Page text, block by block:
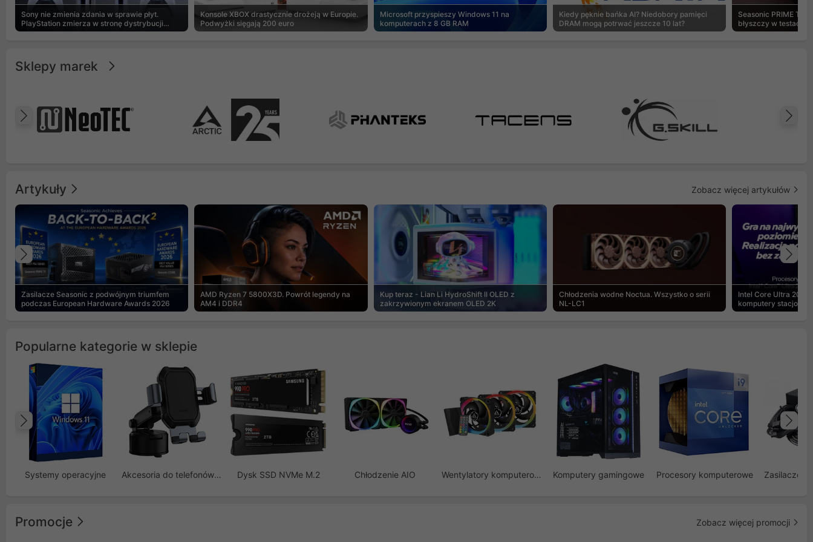
Sony nie zmienia zdania w sprawie płyt.
PlayStation zmierza w stronę dystrybucji
cyfrowej
Konsole XBOX drastycznie drożeją w Europie.
Podwyżki sięgają 200 euro
Microsoft przyspieszy Windows 11 na
komputerach z 8 GB RAM
Kiedy pęknie bańka AI? Niedobory pamięci
DRAM mogą potrwać jeszcze 10 lat?
Seasonic PRIME
błyszczy w testach
Sklepy marek
Poprzedni
Artykuły Zobacz więcej artykułów
Zasilacze Seasonic z podwójnym triumfem
podczas European Hardware Awards 2026
AMD Ryzen 7 5800X3D. Powrót legendy na
AM4 i DDR4
Kup teraz - Lian Li HydroShift II OLED z
zakrzywionym ekranem OLED 2K
Chłodzenia wodne Noctua. Wszystko o serii
NL-LC1
Intel Core Ultra 200S
komputery
Poprzedni
Popularne kategorie w sklepie
Systemy operacyjne Akcesoria do telefonów GSM Dysk SSD NVMe M.2 Chłodzenie AIO Wentylatory komputerowe Komputery gamingowe Procesory komputerowe Zasilacze
Poprzedni
Promocje Zobacz więcej promocji